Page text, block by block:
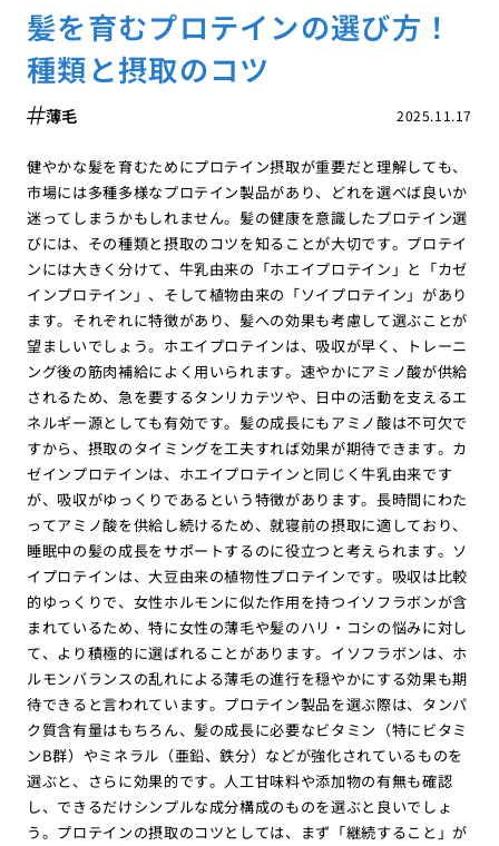
髪を育むプロテインの選び方！
種類と摂取のコツ
2025.11.17
薄毛
健やかな髪を育むためにプロテイン摂取が重要だと理解しても、
市場には多種多様なプロテイン製品があり、どれを選べば良いか
迷ってしまうかもしれません。髪の健康を意識したプロテイン選
びには、その種類と摂取のコツを知ることが大切です。プロテイ
ンには大きく分けて、牛乳由来の「ホエイプロテイン」と「カゼ
インプロテイン」、そして植物由来の「ソイプロテイン」があり
ます。それぞれに特徴があり、髪への効果も考慮して選ぶことが
望ましいでしょう。ホエイプロテインは、吸収が早く、トレーニ
ング後の筋肉補給によく用いられます。速やかにアミノ酸が供給
されるため、急を要するタンリカテツや、日中の活動を支えるエ
ネルギー源としても有効です。髪の成長にもアミノ酸は不可欠で
すから、摂取のタイミングを工夫すれば効果が期待できます。カ
ゼインプロテインは、ホエイプロテインと同じく牛乳由来です
が、吸収がゆっくりであるという特徴があります。長時間にわた
ってアミノ酸を供給し続けるため、就寝前の摂取に適しており、
睡眠中の髪の成長をサポートするのに役立つと考えられます。ソ
イプロテインは、大豆由来の植物性プロテインです。吸収は比較
的ゆっくりで、女性ホルモンに似た作用を持つイソフラボンが含
まれているため、特に女性の薄毛や髪のハリ・コシの悩みに対し
て、より積極的に選ばれることがあります。イソフラボンは、ホ
ルモンバランスの乱れによる薄毛の進行を穏やかにする効果も期
待できると言われています。プロテイン製品を選ぶ際は、タンパ
ク質含有量はもちろん、髪の成長に必要なビタミン（特にビタミ
ンB群）やミネラル（亜鉛、鉄分）などが強化されているものを
選ぶと、さらに効果的です。人工甘味料や添加物の有無も確認
し、できるだけシンプルな成分構成のものを選ぶと良いでしょ
う。プロテインの摂取のコツとしては、まず「継続すること」が